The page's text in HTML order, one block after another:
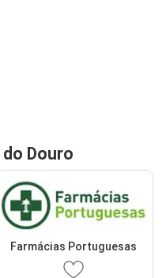
Douro
Farmácias Portuguesas